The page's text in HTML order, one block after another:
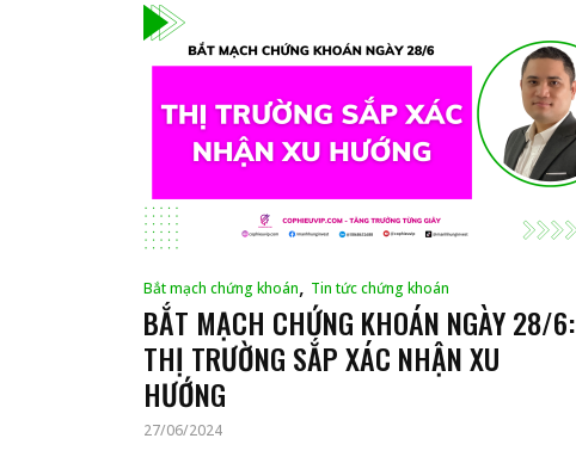
Bắt mạch chứng khoán, Tin tức chứng khoán
BẮT MẠCH CHỨNG KHOÁN NGÀY 28/6:
THỊ TRƯỜNG SẮP XÁC NHẬN XU
HƯỚNG
27/06/2024